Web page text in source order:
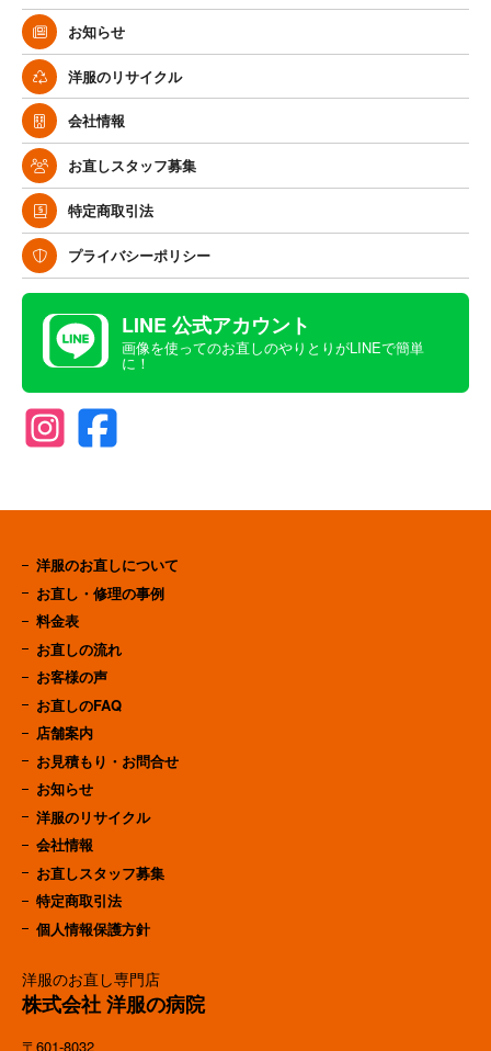
お知らせ
洋服のリサイクル
会社情報
お直しスタッフ募集
特定商取引法
プライバシーポリシー
LINE 公式アカウント
画像を使ってのお直しのやりとりがLINEで簡単
に！
洋服のお直し専門店
株式会社 洋服の病院
〒601-8032
洋服のお直しについて
お直し・修理の事例
料金表
お直しの流れ
お客様の声
お直しのFAQ
店舗案内
お見積もり・お問合せ
お知らせ
洋服のリサイクル
会社情報
お直しスタッフ募集
特定商取引法
個人情報保護方針